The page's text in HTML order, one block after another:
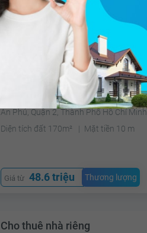
12.1 triệu Thương lượng
Cho thuê nhà riêng
An Phú, Quận 2, Thành Phố Hồ Chí Minh
Diện tích đất 170m²
Mặt tiền 10 m
Giá từ 48.6 triệu Thương lượng
Cho thuê nhà riêng